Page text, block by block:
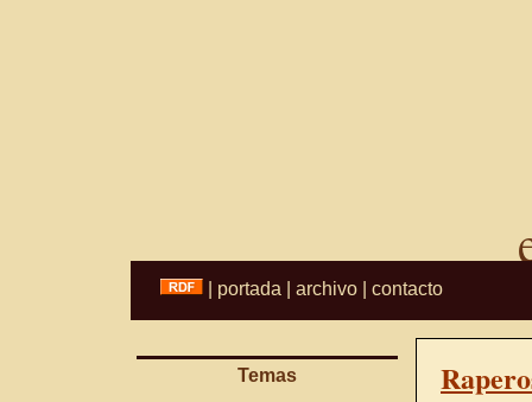
portada archivo contacto
Temas